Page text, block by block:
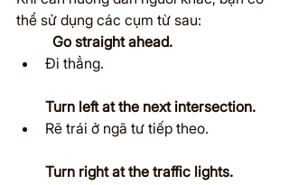
thể sử dụng các cụm từ sau:
	Go straight ahead.
Đi thẳng.
Turn left at the next intersection.
Rẽ trái ở ngã tư tiếp theo.
Turn right at the traffic lights.